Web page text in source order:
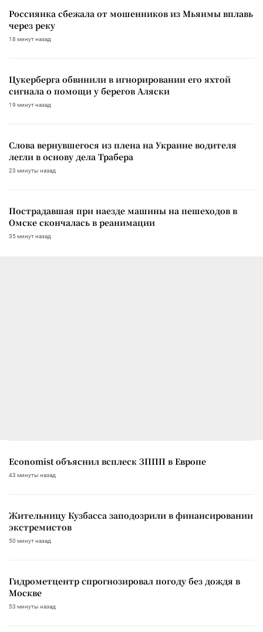
Россиянка сбежала от мошенников из Мьянмы вплавь
через реку
18 минут назад
Цукерберга обвинили в игнорировании его яхтой
сигнала о помощи у берегов Аляски
19 минут назад
Слова вернувшегося из плена на Украине водителя
легли в основу дела Трабера
23 минуты назад
Пострадавшая при наезде машины на пешеходов в
Омске скончалась в реанимации
35 минут назад
Economist объяснил всплеск ЗППП в Европе
43 минуты назад
Жительницу Кузбасса заподозрили в финансировании
экстремистов
50 минут назад
Гидрометцентр спрогнозировал погоду без дождя в
Москве
53 минуты назад